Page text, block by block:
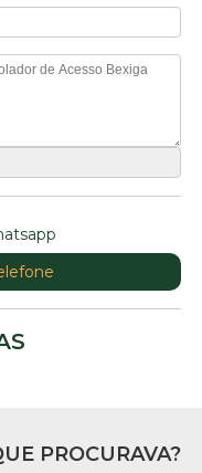
PROCURAVA?